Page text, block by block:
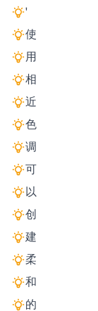
'
使
用
相
近
色
调
可
以
创
建
柔
和
的